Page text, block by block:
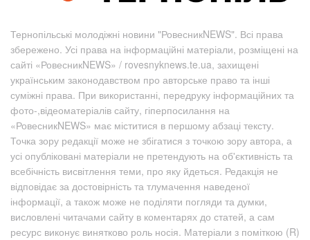
Тернопільські молодіжні новини "РовесникNEWS". Всі права
збережено. Усі права на інформаційні матеріали, розміщені на
сайті «РовесникNEWS» / rovesnyknews.te.ua, захищені
українським законодавством про авторське право та інші
суміжні права. При використанні, передруку інформаційних та
фото-,відеоматеріалів сайту, гіперпосилання на
«РовесникNEWS» має міститися в першому абзаці тексту.
Точка зору редакції може не збігатися з точкою зору автора, а
усі опубліковані матеріали не претендують на об'єктивність та
всебічність висвітлення теми, про яку йдеться. Редакція не
відповідає за достовірність та тлумачення наведеної
інформації, а також може не поділяти погляди та думки,
висловлені читачами сайту в коментарях до статей, а сам
ресурс виконує винятково роль носія. Матеріали з поміткою (R)